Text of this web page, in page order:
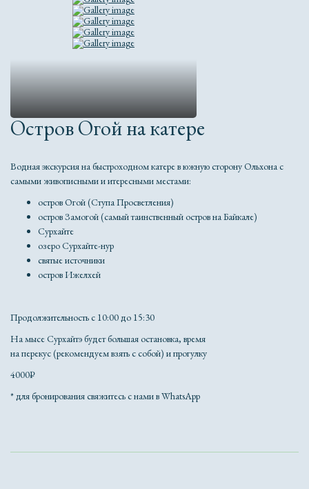
Остров Огой на катере
Водная экскурсия на быстроходном катере в южную сторону Ольхона с
самыми живописными и итересными местами:
остров Огой (Ступа Просветления)
остров Замогой (самый таинственный остров на Байкале)
Сурхайте
озеро Сурхайте-нур
святые источники
остров Ижелхей
Продолжительность с 10:00 до 15:30
На мысе Сурхайтэ будет большая остановка, время
на перекус (рекомендуем взять с собой) и прогулку
4000₽
* для бронирования свяжитесь с нами в WhatsApp